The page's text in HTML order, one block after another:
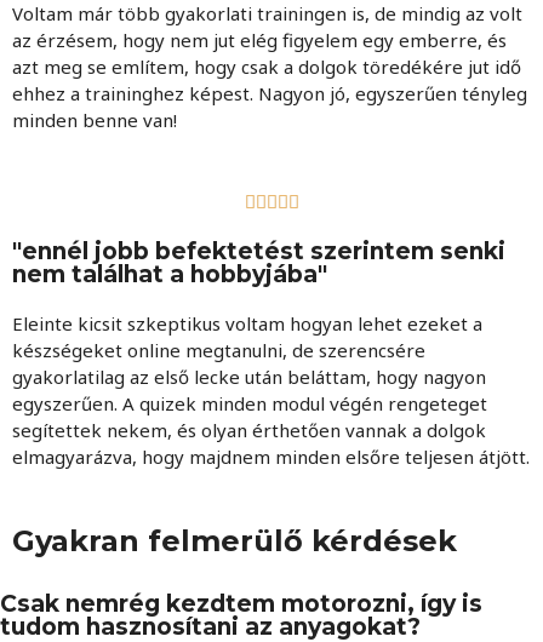
Voltam már több gyakorlati trainingen is, de mindig az volt
az érzésem, hogy nem jut elég figyelem egy emberre, és
azt meg se említem, hogy csak a dolgok töredékére jut idő
ehhez a traininghez képest. Nagyon jó, egyszerűen tényleg
minden benne van!
    
"ennél jobb befektetést szerintem senki
nem találhat a hobbyjába"
Eleinte kicsit szkeptikus voltam hogyan lehet ezeket a
készségeket online megtanulni, de szerencsére
gyakorlatilag az első lecke után beláttam, hogy nagyon
egyszerűen. A quizek minden modul végén rengeteget
segítettek nekem, és olyan érthetően vannak a dolgok
elmagyarázva, hogy majdnem minden elsőre teljesen átjött.
Gyakran felmerülő kérdések
Csak nemrég kezdtem motorozni, így is
tudom hasznosítani az anyagokat?